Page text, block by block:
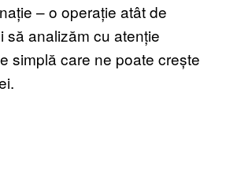
– o operație atât de
să analizăm cu atenție
simplă care ne poate crește